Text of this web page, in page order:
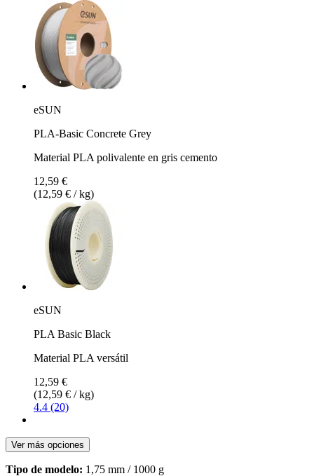
eSUN
PLA-Basic Concrete Grey
Material PLA polivalente en gris cemento
12,59 €
(12,59 € / kg)
eSUN
PLA Basic Black
Material PLA versátil
12,59 €
(12,59 € / kg)
4.4 (20)
Ver más opciones
Tipo de modelo: 1,75 mm / 1000 g